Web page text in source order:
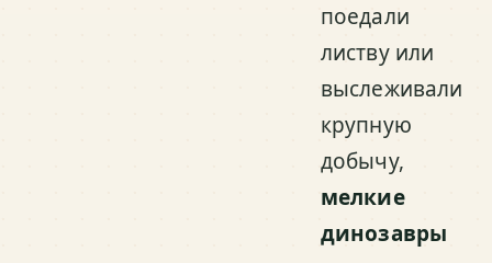
поедали
листву или
выслеживали
крупную
добычу,
мелкие
динозавры